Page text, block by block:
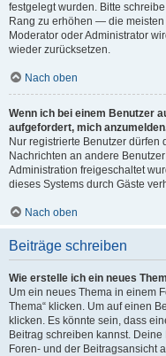
festgelegt wurden. Bitte
Rang zu erhöhen — die
Moderator oder Administrator
wieder zurücksetzen.
Nach oben
Wenn ich bei einem Benutzer
aufgefordert, mich
Nur registrierte Benutzer
Nachrichten an andere
Administration freigeschaltet
dieses Systems durch Gäste
Nach oben
Beiträge schreiben
Wie erstelle ich ein neues
Um ein neues Thema in einem
Thema“ klicken. Um auf einen
klicken. Es könnte sein, dass
Beitrag schreiben kannst.
Foren- und der Beitragsansicht